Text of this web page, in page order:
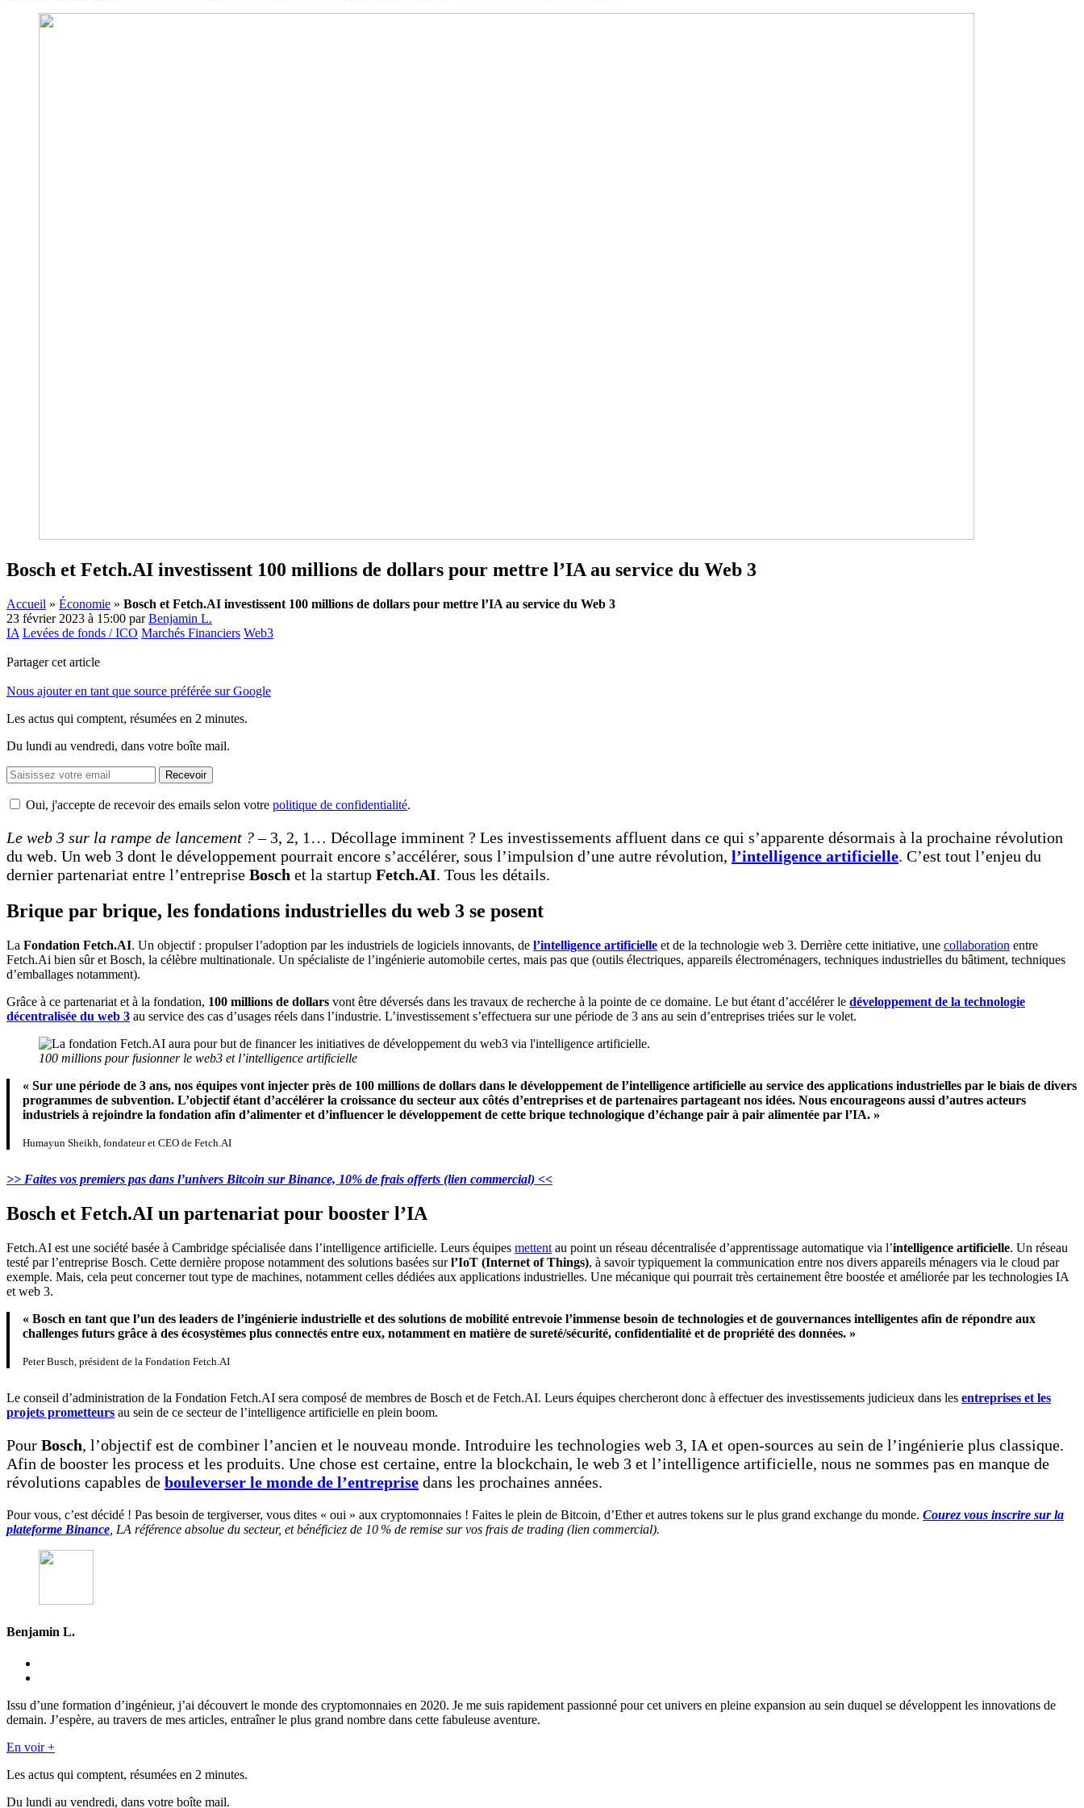
Bosch et Fetch.AI investissent 100 millions de dollars pour mettre l’IA au service du Web 3
Accueil » Économie » Bosch et Fetch.AI investissent 100 millions de dollars pour mettre l’IA au service du Web 3
23 février 2023 à 15:00 parBenjamin L.
IA Levées de fonds / ICO Marchés Financiers Web3
Partager cet article
Nous ajouter en tant que source préférée sur Google
Les actus qui comptent, résumées en 2 minutes.
Du lundi au vendredi, dans votre boîte mail.
Recevoir
Oui, j'accepte de recevoir des emails selon votre politique de confidentialité.
Le web 3 sur la rampe de lancement ? –3, 2, 1… Décollage imminent ? Les investissements affluent dans ce qui s’apparente désormais à la prochaine révolution
du web. Un web 3 dont le développement pourrait encore s’accélérer, sous l’impulsion d’une autre révolution, l’intelligence artificielle. C’est tout l’enjeu du
dernier partenariat entre l’entreprise Bosch et la startup Fetch.AI. Tous les détails.
Brique par brique, les fondations industrielles du web 3 se posent
La Fondation Fetch.AI. Un objectif : propulser l’adoption par les industriels de logiciels innovants, de l’intelligence artificielle et de la technologie web 3. Derrière cette initiative, une collaboration entre
Fetch.Ai bien sûr et Bosch, la célèbre multinationale. Un spécialiste de l’ingénierie automobile certes, mais pas que (outils électriques, appareils électroménagers, techniques industrielles du bâtiment, techniques
d’emballages notamment).
Grâce à ce partenariat et à la fondation, 100 millions de dollars vont être déversés dans les travaux de recherche à la pointe de ce domaine. Le but étant d’accélérer le développement de la technologie
décentralisée du web 3 au service des cas d’usages réels dans l’industrie. L’investissement s’effectuera sur une période de 3 ans au sein d’entreprises triées sur le volet.
100 millions pour fusionner le web3 et l’intelligence artificielle
« Sur une période de 3 ans, nos équipes vont injecter près de 100 millions de dollars dans le développement de l’intelligence artificielle au service des applications industrielles par le biais de divers
programmes de subvention. L’objectif étant d’accélérer la croissance du secteur aux côtés d’entreprises et de partenaires partageant nos idées. Nous encourageons aussi d’autres acteurs
industriels à rejoindre la fondation afin d’alimenter et d’influencer le développement de cette brique technologique d’échange pair à pair alimentée par l’IA. »
Humayun Sheikh, fondateur et CEO de Fetch.AI
>> Faites vos premiers pas dans l’univers Bitcoin sur Binance, 10% de frais offerts (lien commercial) <<
Bosch et Fetch.AI un partenariat pour booster l’IA
Fetch.AI est une société basée à Cambridge spécialisée dans l’intelligence artificielle. Leurs équipes mettent au point un réseau décentralisée d’apprentissage automatique via l’intelligence artificielle. Un réseau
testé par l’entreprise Bosch. Cette dernière propose notamment des solutions basées surl’IoT (Internet of Things), à savoir typiquement la communication entre nos divers appareils ménagers via le cloud par
exemple. Mais, cela peut concerner tout type de machines, notamment celles dédiées aux applications industrielles. Une mécanique qui pourrait très certainement être boostée et améliorée par les technologies IA
et web 3.
« Bosch en tant que l’un des leaders de l’ingénierie industrielle et des solutions de mobilité entrevoie l’immense besoin de technologies et de gouvernances intelligentes afin de répondre aux
challenges futurs grâce à des écosystèmes plus connectés entre eux, notamment en matière de sureté/sécurité, confidentialité et de propriété des données. »
Peter Busch, président de la Fondation Fetch.AI
Le conseil d’administration de la Fondation Fetch.AI sera composé de membres de Bosch et de Fetch.AI. Leurs équipes chercheront donc à effectuer des investissements judicieux dans les entreprises et les
projets prometteurs au sein de ce secteur de l’intelligence artificielle en plein boom.
Pour Bosch, l’objectif est de combiner l’ancien et le nouveau monde. Introduire les technologies web 3, IA et open-sources au sein de l’ingénierie plus classique.
Afin de booster les process et les produits. Une chose est certaine, entre la blockchain, le web 3 et l’intelligence artificielle, nous ne sommes pas en manque de
révolutions capables de bouleverser le monde de l’entreprise dans les prochaines années.
Pour vous, c’est décidé ! Pas besoin de tergiverser, vous dites « oui » aux cryptomonnaies ! Faites le plein de Bitcoin, d’Ether et autres tokens sur le plus grand exchange du monde. Courez vous inscrire sur la
plateforme Binance , LA référence absolue du secteur, et bénéficiez de 10 % de remise sur vos frais de trading (lien commercial).
Benjamin L.
Issu d’une formation d’ingénieur, j’ai découvert le monde des cryptomonnaies en 2020. Je me suis rapidement passionné pour cet univers en pleine expansion au sein duquel se développent les innovations de
demain. J’espère, au travers de mes articles, entraîner le plus grand nombre dans cette fabuleuse aventure.
En voir +
Les actus qui comptent, résumées en 2 minutes.
Du lundi au vendredi, dans votre boîte mail.